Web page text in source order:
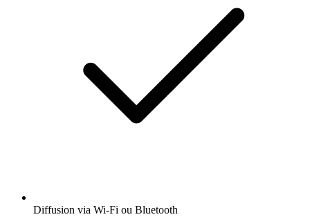
Diffusion via Wi-Fi ou Bluetooth